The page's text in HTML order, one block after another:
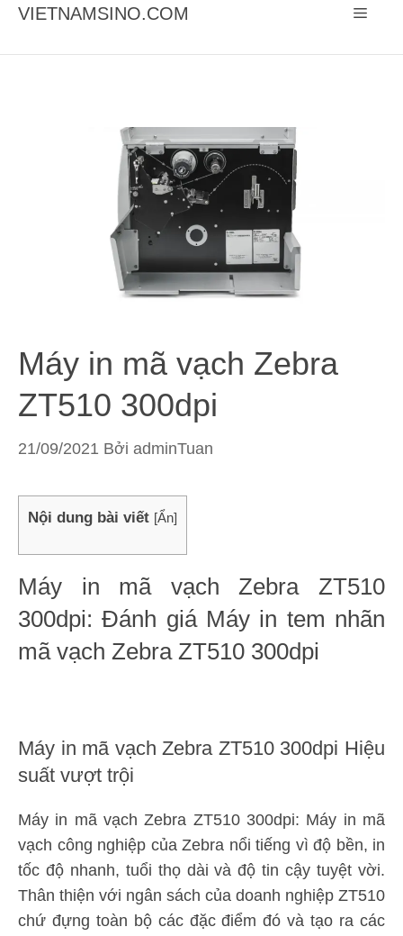
Chuyển
VIETNAMSINO.COM Menu
Máy in mã vạch Zebra
ZT510 300dpi
21/09/2021 Bởi adminTuan
Nội dung bài viết [Ẩn]
Máy in mã vạch Zebra ZT510
300dpi: Đánh giá Máy in tem nhãn
mã vạch Zebra ZT510 300dpi
Máy in mã vạch Zebra ZT510 300dpi Hiệu
suất vượt trội
Máy in mã vạch Zebra ZT510 300dpi: Máy in mã
vạch công nghiệp của Zebra nổi tiếng vì độ bền, in
tốc độ nhanh, tuổi thọ dài và độ tin cậy tuyệt vời.
Thân thiện với ngân sách của doanh nghiệp ZT510
chứ đựng toàn bộ các đặc điểm đó và tạo ra các